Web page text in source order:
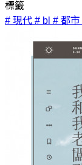
標籤
# 現代 # bl # 都市